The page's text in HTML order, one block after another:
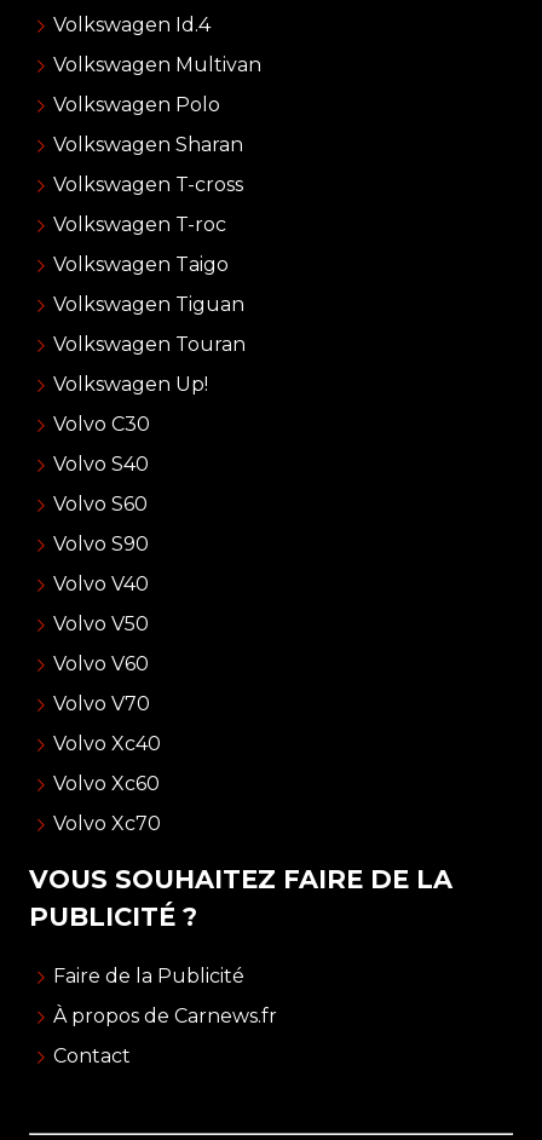
Volkswagen Id.4
Volkswagen Multivan
Volkswagen Polo
Volkswagen Sharan
Volkswagen T-cross
Volkswagen T-roc
Volkswagen Taigo
Volkswagen Tiguan
Volkswagen Touran
Volkswagen Up!
Volvo C30
Volvo S40
Volvo S60
Volvo S90
Volvo V40
Volvo V50
Volvo V60
Volvo V70
Volvo Xc40
Volvo Xc60
Volvo Xc70
VOUS SOUHAITEZ FAIRE DE LA
PUBLICITÉ ?
Faire de la Publicité
À propos de Carnews.fr
Contact